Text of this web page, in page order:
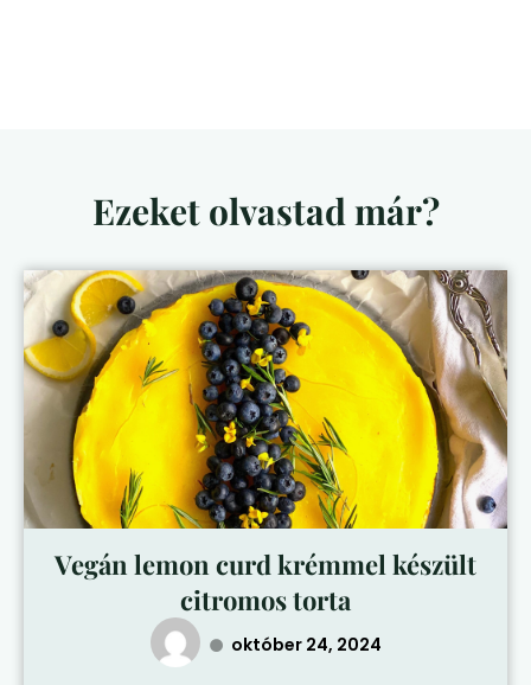
Ezeket olvastad már?
Vegán lemon curd krémmel készült
citromos torta
október 24, 2024